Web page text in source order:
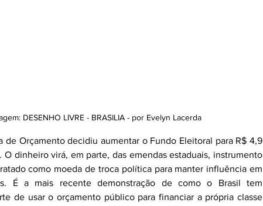
DESENHO LIVRE - BRASILIA - por Evelyn Lacerda
de Orçamento decidiu aumentar o Fundo Eleitoral para R$ 4,9
O dinheiro virá, em parte, das emendas estaduais, instrumento
como moeda de troca política para manter influência em
É a mais recente demonstração de como o Brasil tem
de usar o orçamento público para financiar a própria classe